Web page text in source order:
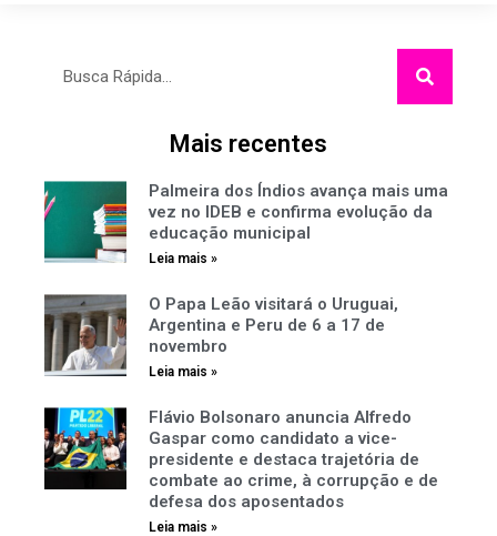
Mais recentes
Palmeira dos Índios avança mais uma
vez no IDEB e confirma evolução da
educação municipal
Leia mais »
O Papa Leão visitará o Uruguai,
Argentina e Peru de 6 a 17 de
novembro
Leia mais »
Flávio Bolsonaro anuncia Alfredo
Gaspar como candidato a vice-
presidente e destaca trajetória de
combate ao crime, à corrupção e de
defesa dos aposentados
Leia mais »